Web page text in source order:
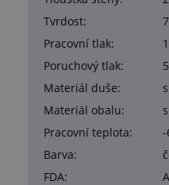
Tvrdost:
Pracovní tlak:
Poruchový tlak:
Materiál duše:
Materiál obalu:
Pracovní teplota:
-
Barva:
FDA: